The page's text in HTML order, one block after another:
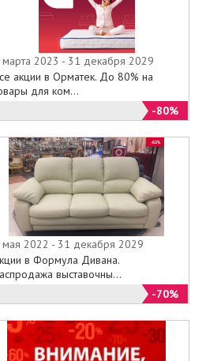
2023 - 31 декабря 2029
акции в Орматек. До 80% на
для ком...
-80%
2022 - 31 декабря 2029
в Формула Дивана.
выставочны...
-70%